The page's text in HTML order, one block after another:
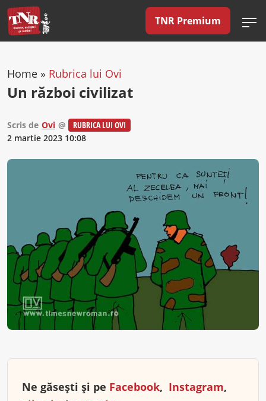
TNR Premium
Home » Rubrica lui Ovi
Un război civilizat
Scris de Ovi @
RUBRICA LUI OVI
2 martie 2023 10:08
Ne găsești și pe Facebook, Instagram,